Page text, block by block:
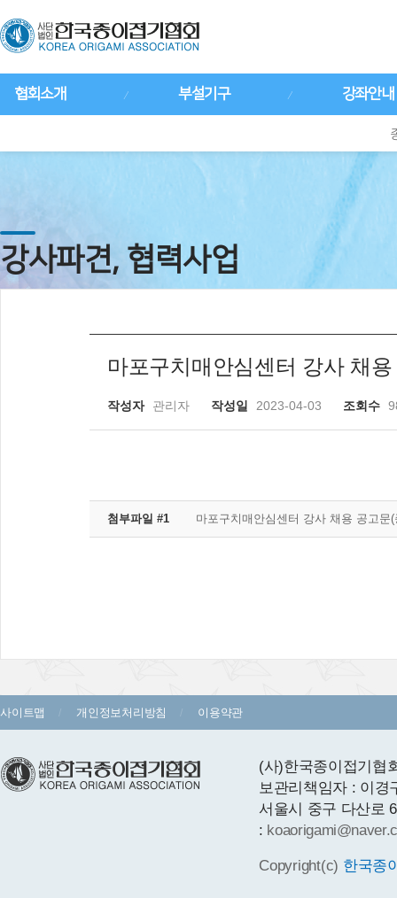
협회소개 부설기구 강좌안내
강사파견, 협력사업
마포구치매안심센터 강사 채
작성자 관리자 작성일 2023-04-03 조회수
첨부파일 #1 마포구치매안심센터 강사 채용 공고문
사이트맵 개인정보처리방침 이용약관
(사)한국종이접기
보관리책임자 : 이경
서울시 중구 다산로
:
Copyright(c) 한국종